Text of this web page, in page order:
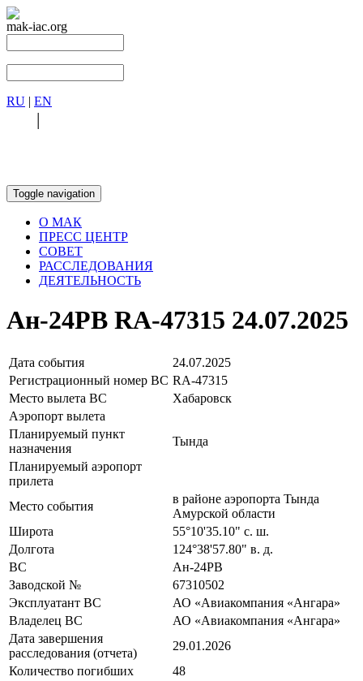
mak-iac.org
RU | EN
|
Toggle navigation
О МАК
ПРЕСС ЦЕНТР
СОВЕТ
РАССЛЕДОВАНИЯ
ДЕЯТЕЛЬНОСТЬ
Ан-24РВ RA-47315 24.07.2025
Дата события
24.07.2025
Регистрационный номер ВС RA-47315
Место вылета ВС
Хабаровск
Аэропорт вылета
Планируемый пункт
назначения
Тында
Планируемый аэропорт
прилета
Место события
в районе аэропорта Тында
Амурской области
Широта
55°10'35.10" с. ш.
Долгота
124°38'57.80" в. д.
ВС
Ан-24РВ
Заводской №
67310502
Эксплуатант ВС
АО «Авиакомпания «Ангара»
Владелец ВС
АО «Авиакомпания «Ангара»
Дата завершения
расследования (отчета)
29.01.2026
Количество погибших
48